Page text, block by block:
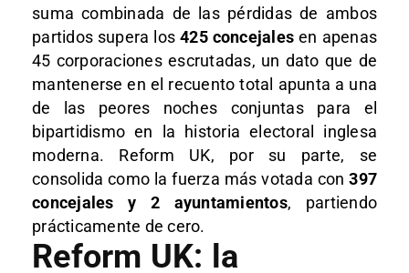
suma combinada de las pérdidas de ambos
partidos supera los 425 concejales en apenas
45 corporaciones escrutadas, un dato que de
mantenerse en el recuento total apunta a una
de las peores noches conjuntas para el
bipartidismo en la historia electoral inglesa
moderna. Reform UK, por su parte, se
consolida como la fuerza más votada con397
concejales y 2 ayuntamientos, partiendo
prácticamente de cero.
Reform UK: la